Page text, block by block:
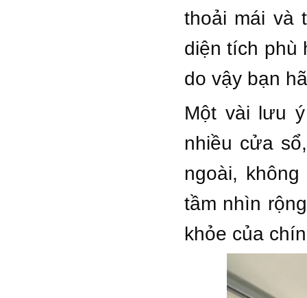
thoải mái và
diện tích phù
do vậy bạn
Một vài lưu
nhiều cửa
ngoài,
tầm nhìn
khỏe của